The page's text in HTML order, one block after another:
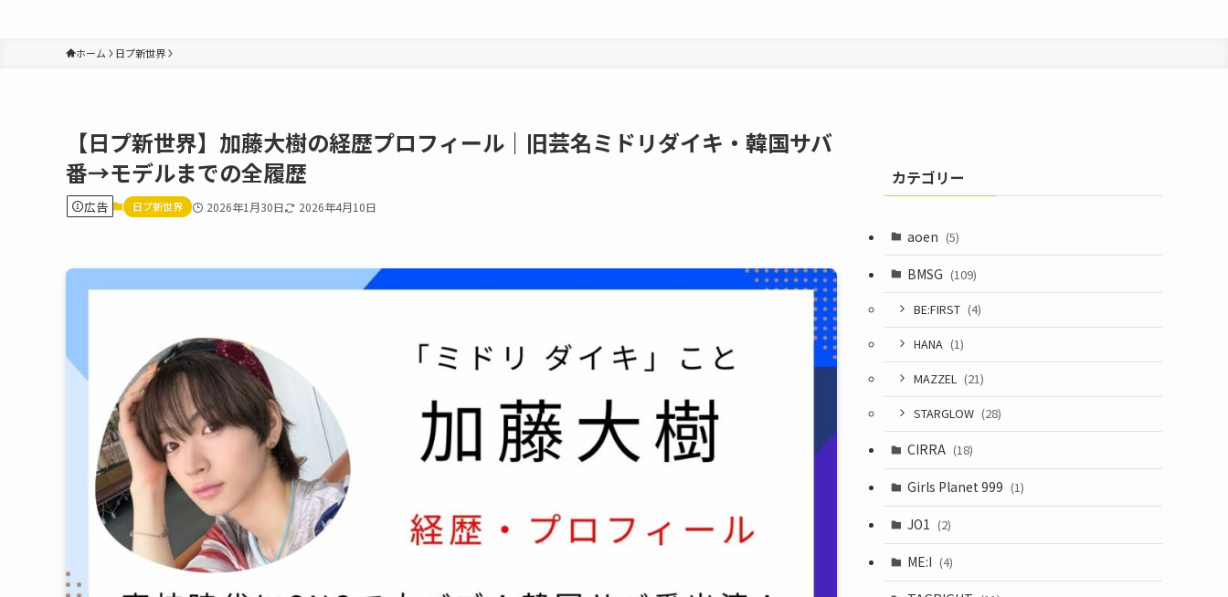
ホーム 日プ新世界
【日プ新世界】加藤大樹の経歴プロフィール｜旧芸名ミドリダイキ・韓国サバ
番→モデルまでの全履歴
広告 日プ新世界 2026年1月30日 2026年4月10日
カテゴリー
aoen (5)
BMSG (109)
BE:FIRST (4)
HANA (1)
MAZZEL (21)
STARGLOW (28)
CIRRA (18)
Girls Planet 999 (1)
JO1 (2)
ME:I (4)